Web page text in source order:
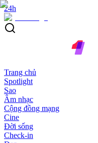
24h
Trang chủ
Spotlight
Sao
Âm nhạc
Cộng đồng mạng
Cine
Đời sống
Check-in